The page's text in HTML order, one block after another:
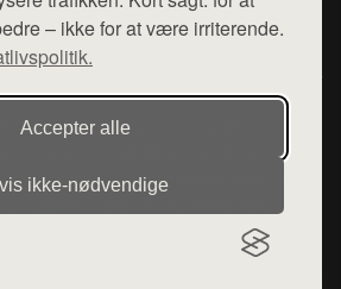
– ikke for at være irriterende.
Accepter alle
ikke‑nødvendige
Cookie- og privatlivspolitik
want.dk, der udgiver en række
af forskellige produkter fra
sælges ikke varer fra denne side - vi
sælger varen. Vi har heller ikke